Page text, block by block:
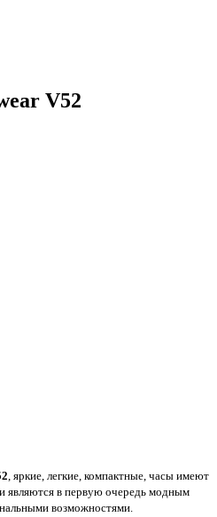
V52
, яркие, легкие, компактные, часы имеют
являются в первую очередь модным
возможностями.